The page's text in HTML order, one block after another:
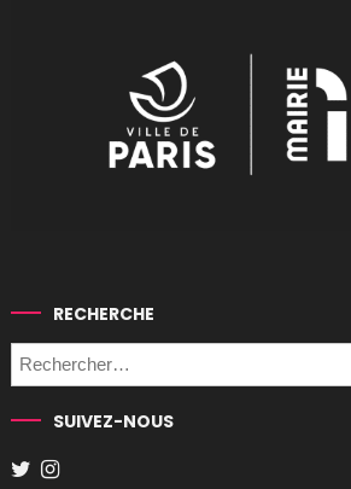
RECHERCHE
SUIVEZ-NOUS